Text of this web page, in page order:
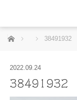
ホーム 38491932
2022.09.24
38491932